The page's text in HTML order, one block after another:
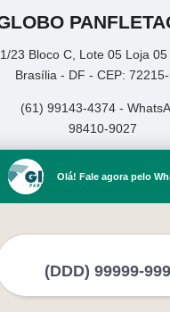
23 Bloco C, Lote 05 Loja
Brasília - DF - CEP:
(61) 99143-4374 -
98410-9027
Empresa
Missão
Mapa do site
Olá! Fale agora pelo